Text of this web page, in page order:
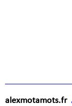
alexmotamots.fr